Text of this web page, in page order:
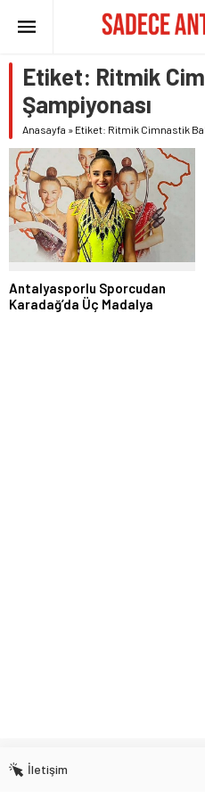
Etiket: Ritmik
Şampiyonası
Anasayfa » Etiket: Ritmik Cimnastik
Antalyasporlu Sporcudan
Karadağ’da Üç Madalya
İletişim